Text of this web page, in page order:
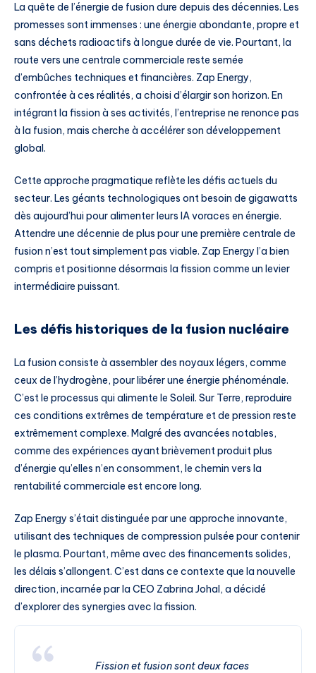
La quête de l’énergie de fusion dure depuis des décennies. Les
promesses sont immenses : une énergie abondante, propre et
sans déchets radioactifs à longue durée de vie. Pourtant, la
route vers une centrale commerciale reste semée
d’embûches techniques et financières. Zap Energy,
confrontée à ces réalités, a choisi d’élargir son horizon. En
intégrant la fission à ses activités, l’entreprise ne renonce pas
à la fusion, mais cherche à accélérer son développement
global.
Cette approche pragmatique reflète les défis actuels du
secteur. Les géants technologiques ont besoin de gigawatts
dès aujourd’hui pour alimenter leurs IA voraces en énergie.
Attendre une décennie de plus pour une première centrale de
fusion n’est tout simplement pas viable. Zap Energy l’a bien
compris et positionne désormais la fission comme un levier
intermédiaire puissant.
Les défis historiques de la fusion nucléaire
La fusion consiste à assembler des noyaux légers, comme
ceux de l’hydrogène, pour libérer une énergie phénoménale.
C’est le processus qui alimente le Soleil. Sur Terre, reproduire
ces conditions extrêmes de température et de pression reste
extrêmement complexe. Malgré des avancées notables,
comme des expériences ayant brièvement produit plus
d’énergie qu’elles n’en consomment, le chemin vers la
rentabilité commerciale est encore long.
Zap Energy s’était distinguée par une approche innovante,
utilisant des techniques de compression pulsée pour contenir
le plasma. Pourtant, même avec des financements solides,
les délais s’allongent. C’est dans ce contexte que la nouvelle
direction, incarnée par la CEO Zabrina Johal, a décidé
d’explorer des synergies avec la fission.
Fission et fusion sont deux faces